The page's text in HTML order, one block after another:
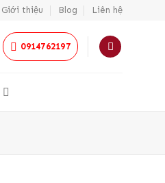
Giới thiệu Blog Liên hệ
0914762197